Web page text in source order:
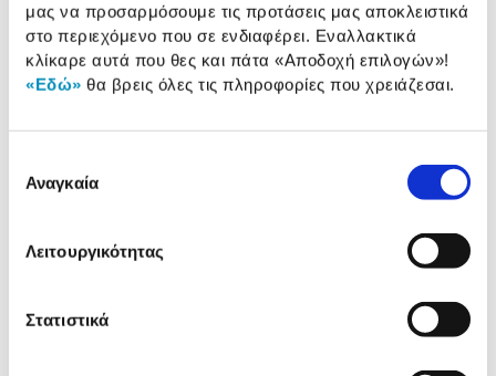
μας να προσαρμόσουμε τις προτάσεις μας αποκλειστικά
στο περιεχόμενο που σε ενδιαφέρει. Εναλλακτικά
κλίκαρε αυτά που θες και πάτα «Αποδοχή επιλογών»!
«Εδώ» θα βρεις όλες τις πληροφορίες που χρειάζεσαι.
συγκατάθεσης
Αναγκαία
Λειτουργικότητας
Στατιστικά
Διάφραγμα: f / 2.8
Οπτικό πεδίο: 75.23-32.11 deg.
παρουσίαση
προϊόντος
Αξιολογήσεις